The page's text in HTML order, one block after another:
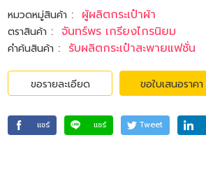
หมวดหมู่สินค้า : ผู้ผลิตกระเป๋าผ้า
ตราสินค้า : จันทร์พร เกรียงไกรนิยม
คำค้นสินค้า : รับผลิตกระเป๋าสะพายแฟชั่น
ขอรายละเอียด ขอใบเสนอราคา
แชร์ แชร์ Tweet